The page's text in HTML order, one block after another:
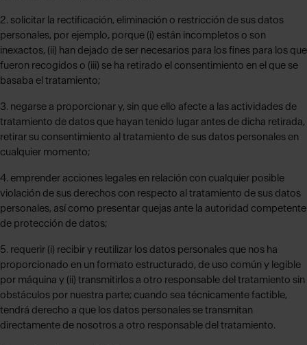
2. solicitar la rectificación, eliminación o restricción de sus datos
personales, por ejemplo, porque (i) están incompletos o son
inexactos, (ii) han dejado de ser necesarios para los fines para los que
fueron recogidos o (iii) se ha retirado el consentimiento en el que se
basaba el tratamiento;
3. negarse a proporcionar y, sin que ello afecte a las actividades de
tratamiento de datos que hayan tenido lugar antes de dicha retirada,
retirar su consentimiento al tratamiento de sus datos personales en
cualquier momento;
4. emprender acciones legales en relación con cualquier posible
violación de sus derechos con respecto al tratamiento de sus datos
personales, así como presentar quejas ante la autoridad competente
de protección de datos;
5. requerir (i) recibir y reutilizar los datos personales que nos ha
proporcionado en un formato estructurado, de uso común y legible
por máquina y (ii) transmitirlos a otro responsable del tratamiento sin
obstáculos por nuestra parte; cuando sea técnicamente factible,
tendrá derecho a que los datos personales se transmitan
directamente de nosotros a otro responsable del tratamiento.